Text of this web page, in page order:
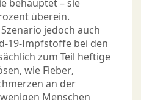
behauptet – sie
überein.
jedoch auch
19-Impfstoffe bei den
zum Teil heftige
wie Fieber,
an der
Menschen